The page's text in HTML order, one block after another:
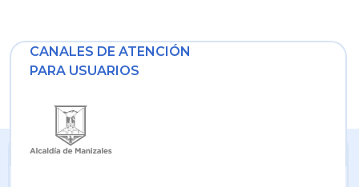
CANALES DE ATENCIÓN
PARA USUARIOS